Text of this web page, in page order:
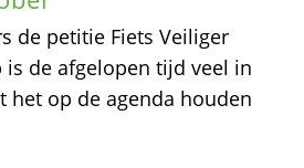
de petitie Fiets Veiliger
de afgelopen tijd veel in
het op de agenda houden